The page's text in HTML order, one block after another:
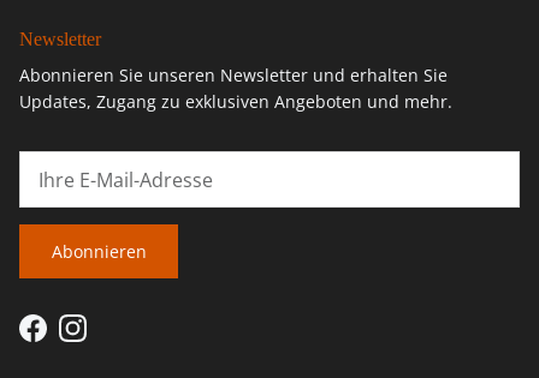
Newsletter
Abonnieren Sie unseren Newsletter und erhalten Sie
Updates, Zugang zu exklusiven Angeboten und mehr.
Abonnieren
FacebookInstagram